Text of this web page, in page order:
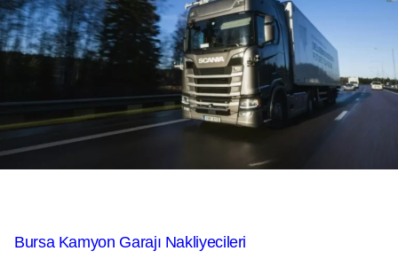
Bursa Kamyon Garajı Nakliyecileri